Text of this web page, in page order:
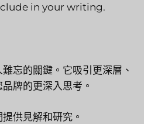
in your writing.
忘的關鍵。它吸引更深層、
牌的更深入思考。
供見解和研究。